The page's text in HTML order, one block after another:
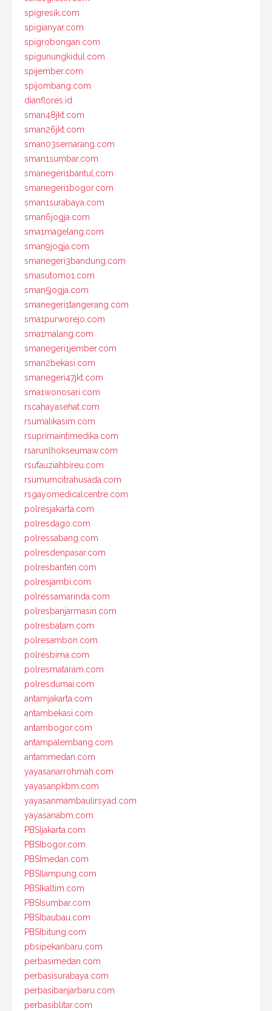
spigresik.com
spigianyar.com
spigrobongan.com
spigunungkidul.com
spijember.com
spijombang.com
dianflores.id
sman48jkt.com
sman26jkt.com
sman03semarang.com
sman1sumbar.com
smanegeri1bantul.com
smanegeri1bogor.com
sman1surabaya.com
sman6jogja.com
sma1magelang.com
sman9jogja.com
smanegeri3bandung.com
smasutomo1.com
sman5jogja.com
smanegeri1tangerang.com
sma1purworejo.com
sma1malang.com
smanegeri1jember.com
sman2bekasi.com
smanegeri47jkt.com
sma1wonosari.com
rscahayasehat.com
rsumalikasim.com
rsuprimaintimedika.com
rsarunlhokseumaw.com
rsufauziahbireu.com
rsumumcitrahusada.com
rsgayomedicalcentre.com
polresjakarta.com
polresdago.com
polressabang.com
polresdenpasar.com
polresbanten.com
polresjambi.com
polressamarinda.com
polresbanjarmasin.com
polresbatam.com
polresambon.com
polresbima.com
polresmataram.com
polresdumai.com
antamjakarta.com
antambekasi.com
antambogor.com
antampalembang.com
antammedan.com
yayasanarrohmah.com
yayasanpkbm.com
yayasanmambaulirsyad.com
yayasanabm.com
PBSIjakarta.com
PBSIbogor.com
PBSImedan.com
PBSIlampung.com
PBSIkaltim.com
PBSIsumbar.com
PBSIbaubau.com
PBSIbitung.com
pbsipekanbaru.com
perbasimedan.com
perbasisurabaya.com
perbasibanjarbaru.com
perbasiblitar.com